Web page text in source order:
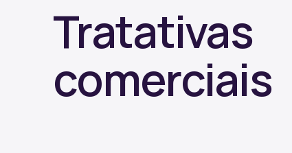
Tratativas
comerciais